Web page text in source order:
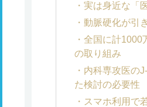
実は身近な「
動脈硬化が引
全国に計1000
の取り組み
内科専攻医の
た検討の必要性
スマホ利用で